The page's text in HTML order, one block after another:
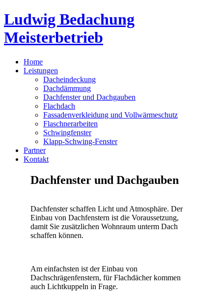
Ludwig Bedachung
Meisterbetrieb
Home
Leistungen
Dacheindeckung
Dachdämmung
Dachfenster und Dachgauben
Flachdach
Fassadenverkleidung und Vollwärmeschutz
Flaschnerarbeiten
Schwingfenster
Klapp-Schwing-Fenster
Partner
Kontakt
Dachfenster und Dachgauben
Dachfenster schaffen Licht und Atmosphäre. Der
Einbau von Dachfenstern ist die Voraussetzung,
damit Sie zusätzlichen Wohnraum unterm Dach
schaffen können.
Am einfachsten ist der Einbau von
Dachschrägenfenstern, für Flachdächer kommen
auch Lichtkuppeln in Frage.